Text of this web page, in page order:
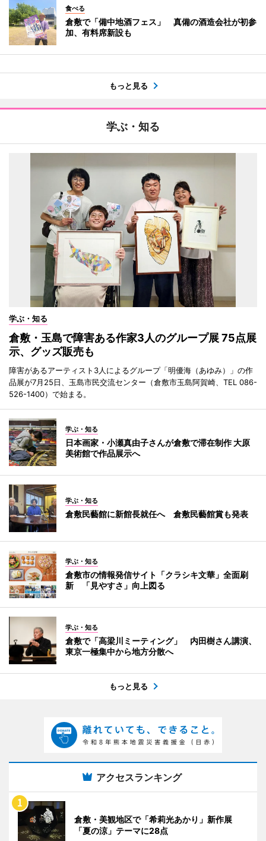
食べる
倉敷で「備中地酒フェス」 真備の酒造会社が初参
加、有料席新設も
もっと見る
学ぶ・知る
学ぶ・知る
倉敷・玉島で障害ある作家3人のグループ展 75点展
示、グッズ販売も
障害があるアーティスト3人によるグループ「明優海（あゆみ）」の作
品展が7月25日、玉島市民交流センター（倉敷市玉島阿賀崎、TEL 086-
526-1400）で始まる。
学ぶ・知る
日本画家・小瀬真由子さんが倉敷で滞在制作 大原
美術館で作品展示へ
学ぶ・知る
倉敷民藝館に新館長就任へ 倉敷民藝館賞も発表
学ぶ・知る
倉敷市の情報発信サイト「クラシキ文華」全面刷
新 「見やすさ」向上図る
学ぶ・知る
倉敷で「高梁川ミーティング」 内田樹さん講演、
東京一極集中から地方分散へ
もっと見る
アクセスランキング
倉敷・美観地区で「希莉光あかり」新作展
「夏の涼」テーマに28点